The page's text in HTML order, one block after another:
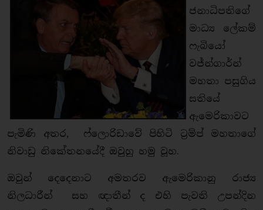
ජනාධිපතිගේ
මාධ්‍ය ලේකම්
ෆැබියෝ
වජ්න්ගාර්න්
මහතා පසුගිය
සතියේ
ඇමෙරිකාවට
පැමිණි අතර, ෆ්ලොරිඩාවේ පිහිටි ට්‍රම්ප් මහතාගේ
නිවාඩු නිකේතනයේදී ඔවුහු හමු වූහ.
ඔවුන් දෙදෙනාට අමතරව ඇමෙරිකානු රාජ්‍ය
නිලධාරීන් සහ ඥාතීන් ද එහි පැවති උපන්දින